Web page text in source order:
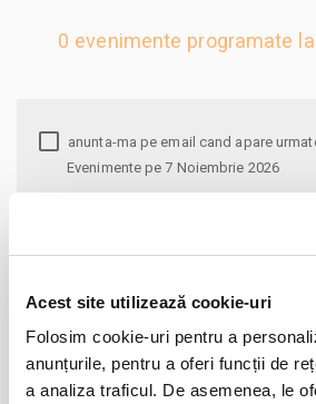
Acest site utilizează cookie-uri
Folosim cookie-uri pentru a
anunțurile, pentru a oferi funcții de
a analiza traficul. De asemenea, le
0 evenimente programate
Evenimente pe 7 Noiembrie 2026
Alege alta data
Lu
Ma Mi Jo Vi
27